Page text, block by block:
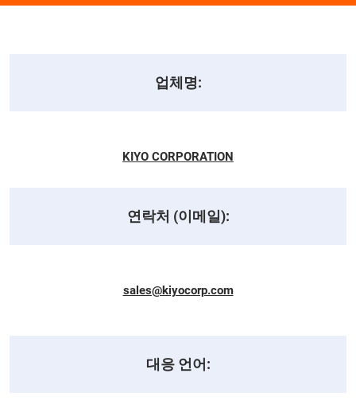
업체명:
KIYO CORPORATION
연락처 (이메일):
sales@kiyocorp.com
대응 언어: